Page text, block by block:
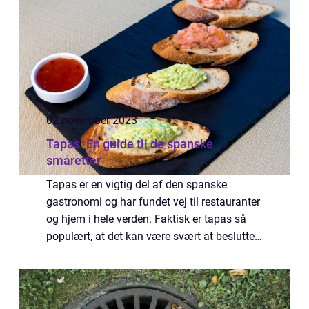
02 november 2023
Tapas: En guide til de spanske
småretter
Tapas er en vigtig del af den spanske
gastronomi og har fundet vej til restauranter
og hjem i hele verden. Faktisk er tapas så
populært, at det kan være svært at beslutte,
er ...